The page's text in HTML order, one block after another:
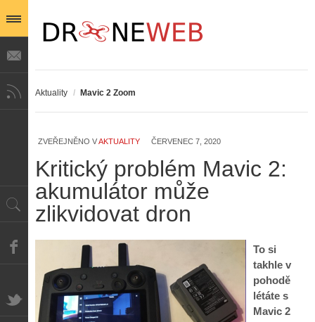
Aktuality / Mavic 2 Zoom
ZVEŘEJNĚNO VAKTUALITY ČERVENEC 7, 2020
Kritický problém Mavic 2:
akumulátor může
zlikvidovat dron
To si
takhle v
pohodě
létáte s
Mavic 2